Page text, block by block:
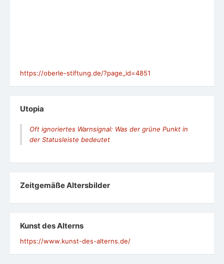
https://oberle-stiftung.de/?page_id=4851
Utopia
Oft ignoriertes Warnsignal: Was der grüne Punkt in
der Statusleiste bedeutet
Zeit­ge­mäße Alters­bil­der
Kunst des Alterns
https://www.kunst-des-alterns.de/